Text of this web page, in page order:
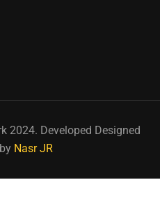
2024. Developed Designed
Nasr JR